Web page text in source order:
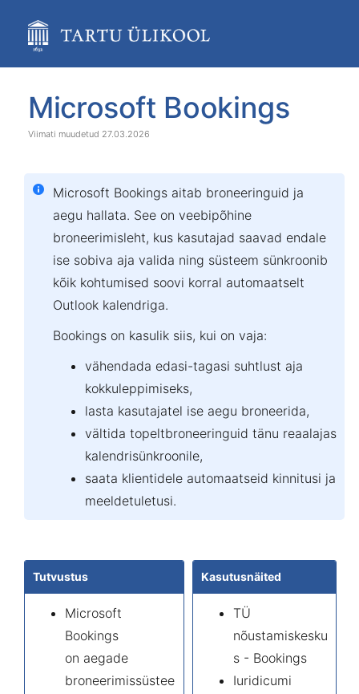
content
assistive.skiplink.to.breadcrumbs
assistive.skiplink.to.action.menu
assistive.skiplink.to.quick.search
to
of
to
of
Microsoft Bookings
27.03.2026
Microsoft Bookings aitab broneeringuid ja
aegu hallata. See on veebipõhine
broneerimisleht, kus kasutajad saavad endale
ise sobiva aja valida ning süsteem sünkroonib
kõik kohtumised soovi korral automaatselt
Outlook kalendriga.
Bookings on kasulik siis, kui on vaja:
vähendada edasi-tagasi suhtlust aja
kokkuleppimiseks,
lasta kasutajatel ise aegu broneerida,
vältida topeltbroneeringuid tänu reaalajas
kalendrisünkroonile,
saata klientidele automaatseid kinnitusi ja
meeldetuletusi.
Tutvustus
Microsoft
Bookings
on aegade
broneerimissüstee
Kasutusnäited
TÜ
nõustamiskesku
s - Bookings
Iuridicumi